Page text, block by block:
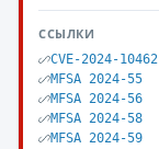
ССЫЛКИ
CVE-2024-10462
MFSA 2024-55
MFSA 2024-56
MFSA 2024-58
MFSA 2024-59